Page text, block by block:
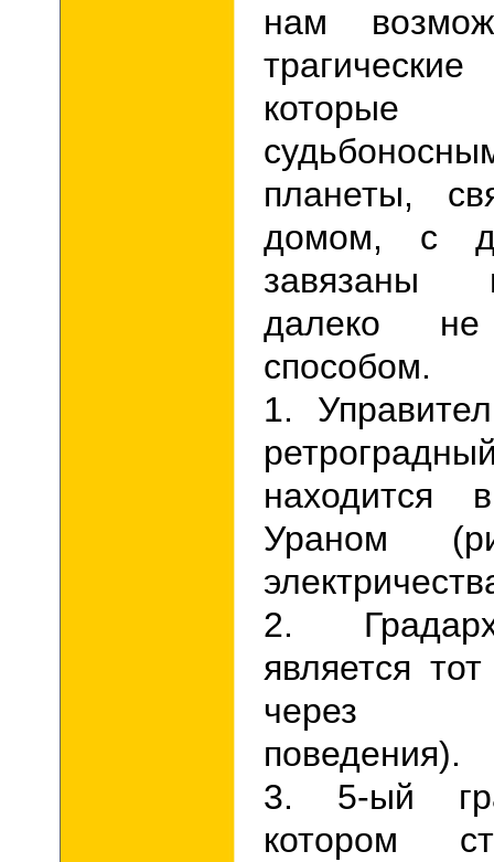
нам
планеты,
домом, с
завязаны
далеко не
способом.
1.
находится
2.
является
через
поведения).
3. 5-ый
котором